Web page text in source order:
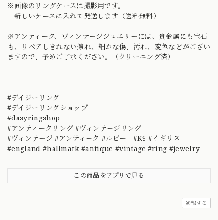
※画像のリングケースは撮影用です。
新しいケースに入れて発送します（送料無料）
※アンティーク、ヴィンテージジュエリーには、貴金属にも宝石
も、リペアしきれない擦れ、細かな傷、汚れ、変色などがござい
ますので、予めご了承ください。（クリーニング済）
#デイジーリング
#デイジーリングショップ
#dasyringshop
#アンティークリング #ヴィンテージリング
#ヴィンテージ #アンティーク #ルビー #K9 #イギリス
#england #hallmark #antique #vintage #ring #jewelry
この商品をアプリで見る
通報する